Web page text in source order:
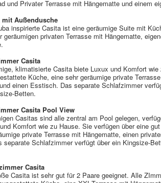
und Privater Terrasse mit Hängematte und einem
mit Außendusche
inspirierte Casita ist eine geräumige Suite mit
geräumigen privaten Terrasse mit Hängematte,
Casita
klimatisierte Casita biete Luxux und Komfort
Küche, eine sehr geräumige private
einen Esstisch. Das separate Schlafzimmer
Betten.
Casita Pool View
Casitas sind alle zentral am Pool gelegen,
Komfort wie zu Hause. Sie verfügen über eine
private Terrasse mit Hängematte, einen
separate Schlafzimmer verfügt über ein Kingsize-
Casita
Casita ist sehr gut für 2 Paare geeignet. Alle